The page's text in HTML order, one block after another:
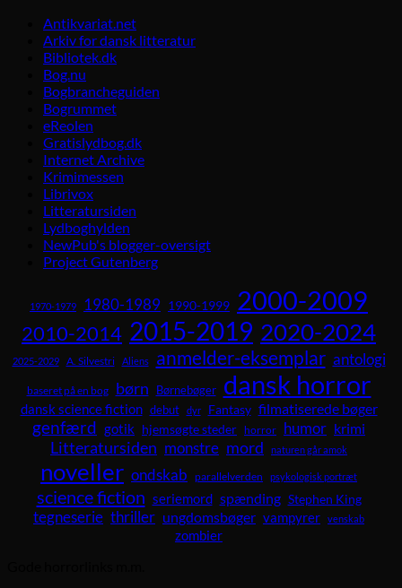
Antikvariat.net
Arkiv for dansk litteratur
Bibliotek.dk
Bog.nu
Bogbrancheguiden
Bogrummet
eReolen
Gratislydbog.dk
Internet Archive
Krimimessen
Librivox
Litteratursiden
Lydboghylden
NewPub's blogger-oversigt
Project Gutenberg
1970-1979 1980-1989 1990-1999 2000-2009
2010-2014 2015-2019 2020-2024
2025-2029 A. Silvestri Aliens anmelder-eksemplar antologi
baseret på en bog børn Børnebøger dansk horror
dansk science fiction debut dyr Fantasy filmatiserede bøger
genfærd gotik hjemsøgte steder horror humor krimi
Litteratursiden monstre mord naturen går amok
noveller ondskab parallelverden psykologisk portræt
science fiction seriemord spænding Stephen King
tegneserie thriller ungdomsbøger vampyrer venskab
zombier